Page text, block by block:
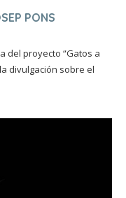
PONS
del proyecto “Gatos a
divulgación sobre el